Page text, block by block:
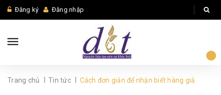
Đăng ký Đăng nhập
Trang chủ Tin tức Cách đơn giản để nhận biết hàng giả